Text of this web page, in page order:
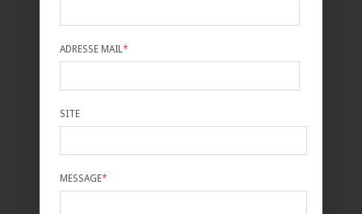
ADRESSE MAIL*
SITE
MESSAGE*